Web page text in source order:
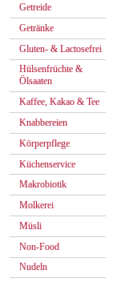
Getreide
Getränke
Gluten- & Lactosefrei
Hülsenfrüchte &
Ölsaaten
Kaffee, Kakao & Tee
Knabbereien
Körperpflege
Küchenservice
Makrobiotik
Molkerei
Müsli
Non-Food
Nudeln